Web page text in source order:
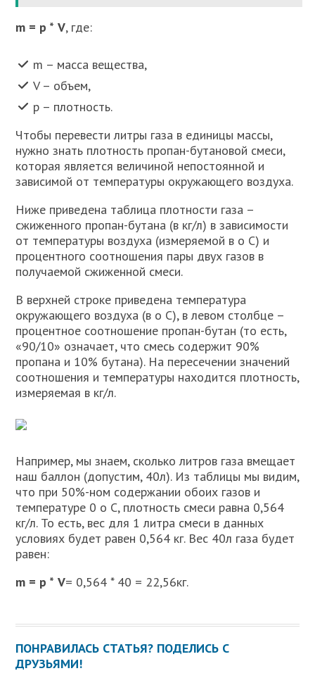
m = p * V, где:
m – масса вещества,
V – объем,
p – плотность.
Чтобы перевести литры газа в единицы массы,
нужно знать плотность пропан-бутановой смеси,
которая является величиной непостоянной и
зависимой от температуры окружающего воздуха.
Ниже приведена таблица плотности газа –
сжиженного пропан-бутана (в кг/л) в зависимости
от температуры воздуха (измеряемой в о С) и
процентного соотношения пары двух газов в
получаемой сжиженной смеси.
В верхней строке приведена температура
окружающего воздуха (в о С), в левом столбце –
процентное соотношение пропан-бутан (то есть,
«90/10» означает, что смесь содержит 90%
пропана и 10% бутана). На пересечении значений
соотношения и температуры находится плотность,
измеряемая в кг/л.
Например, мы знаем, сколько литров газа вмещает
наш баллон (допустим, 40л). Из таблицы мы видим,
что при 50%-ном содержании обоих газов и
температуре 0 о С, плотность смеси равна 0,564
кг/л. То есть, вес для 1 литра смеси в данных
условиях будет равен 0,564 кг. Вес 40л газа будет
равен:
m = p * V= 0,564 * 40 = 22,56кг.
ПОНРАВИЛАСЬ СТАТЬЯ? ПОДЕЛИСЬ С
ДРУЗЬЯМИ!